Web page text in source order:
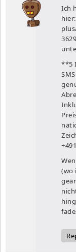
Ich
hier:
**5
(wo